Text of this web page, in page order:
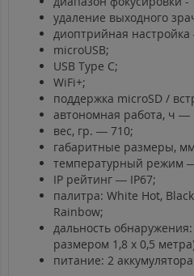
удаление выходного
диоптрийная
microUSB;
USB Type C;
WiFi+;
поддержка microSD /
автономная работа, ч —
вес, гр. — 710;
габаритные размеры,
температурный режим
IP рейтинг — IP67;
палитра: White Hot,
Rainbow;
дальность
размером 1,8 х 0,5
питание: 2